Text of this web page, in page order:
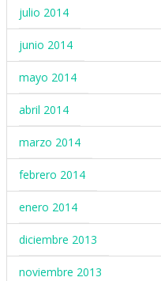
julio 2014
junio 2014
mayo 2014
abril 2014
marzo 2014
febrero 2014
enero 2014
diciembre 2013
noviembre 2013